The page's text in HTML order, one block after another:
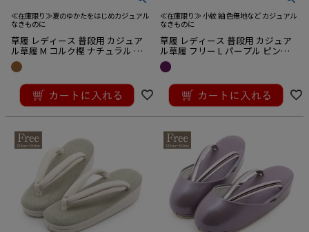
≪在庫限り≫夏のゆかたをはじめカジュアル
なきものに
草履 レディース 普段用 カジュア
ル草履 M コルク樫 ナチュラル 茶
ブラウン 1枚芯 日本製
7,700税込
≪在庫限り≫ 小紋 紬 色無地など カジュアル
なきものに
草履 レディース 普段用 カジュア
ル草履 フリー L パープル ピンク
ラベンダー フェイクスエード 2枚
芯 日本製
17,600税込